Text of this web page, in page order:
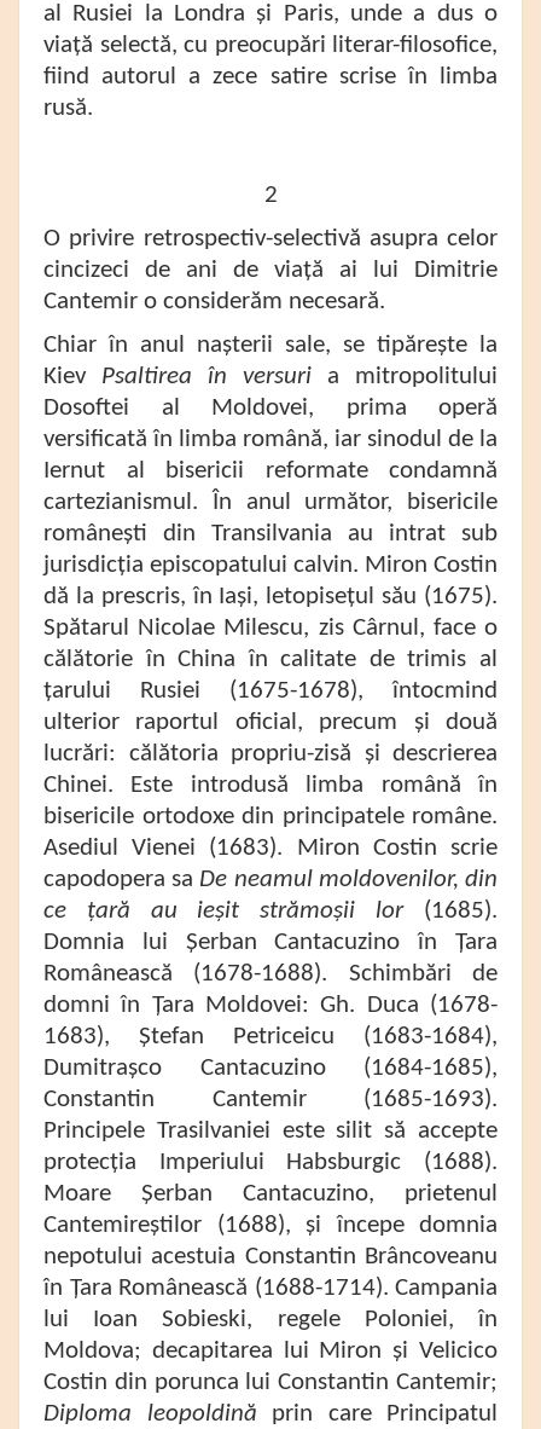
al Rusiei la Londra și Paris, unde a dus o
viață selectă, cu preocupări literar-filosofice,
fiind autorul a zece satire scrise în limba
rusă.
2
O privire retrospectiv-selectivă asupra celor
cincizeci de ani de viață ai lui Dimitrie
Cantemir o considerăm necesară.
Chiar în anul nașterii sale, se tipărește la
Kiev Psaltirea în versuri a mitropolitului
Dosoftei al Moldovei, prima operă
versificată în limba română, iar sinodul de la
Iernut al bisericii reformate condamnă
cartezianismul. În anul următor, bisericile
românești din Transilvania au intrat sub
jurisdicția episcopatului calvin. Miron Costin
dă la prescris, în Iași, letopisețul său (1675).
Spătarul Nicolae Milescu, zis Cârnul, face o
călătorie în China în calitate de trimis al
țarului Rusiei (1675-1678), întocmind
ulterior raportul oficial, precum și două
lucrări: călătoria propriu-zisă și descrierea
Chinei. Este introdusă limba română în
bisericile ortodoxe din principatele române.
Asediul Vienei (1683). Miron Costin scrie
capodopera sa De neamul moldovenilor, din
ce țară au ieșit strămoșii lor(1685).
Domnia lui Șerban Cantacuzino în Țara
Românească (1678-1688). Schimbări de
domni în Țara Moldovei: Gh. Duca (1678-
1683), Ștefan Petriceicu (1683-1684),
Dumitrașco Cantacuzino (1684-1685),
Constantin Cantemir (1685-1693).
Principele Trasilvaniei este silit să accepte
protecția Imperiului Habsburgic (1688).
Moare Șerban Cantacuzino, prietenul
Cantemireștilor (1688), și începe domnia
nepotului acestuia Constantin Brâncoveanu
în Țara Românească (1688-1714). Campania
lui Ioan Sobieski, regele Poloniei, în
Moldova; decapitarea lui Miron și Velicico
Costin din porunca lui Constantin Cantemir;
Diploma leopoldină prin care Principatul